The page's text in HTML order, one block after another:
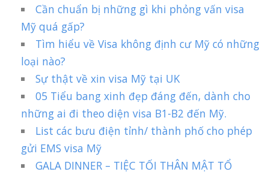
Cần chuẩn bị những gì khi phỏng vấn visa
Mỹ quá gấp?
Tìm hiểu về Visa không định cư Mỹ có những
loại nào?
Sự thật về xin visa Mỹ tại UK
05 Tiểu bang xinh đẹp đáng đến, dành cho
những ai đi theo diện visa B1-B2 đến Mỹ.
List các bưu điện tỉnh/ thành phố cho phép
gửi EMS visa Mỹ
GALA DINNER – TIỆC TỐI THÂN MẬT TỔ